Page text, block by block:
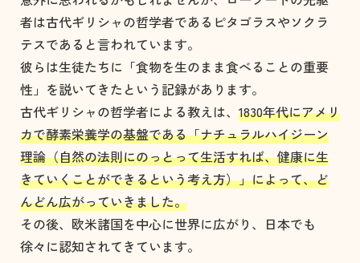
者は古代ギリシャの哲学者であるピタゴラスやソクラ
テスであると言われています。
彼らは生徒たちに「食物を生のまま食べることの重要
性」を説いてきたという記録があります。
古代ギリシャの哲学者による教えは、 1830年代にアメリ
カで酵素栄養学の基盤である「ナチュラルハイジーン
理論（自然の法則にのっとって生活すれば、健康に生
きていくことができるという考え方）」によって、ど
んどん広がっていきました。
その後、欧米諸国を中心に世界に広がり、日本でも
徐々に認知されてきています。